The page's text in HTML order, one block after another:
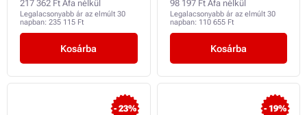
217 362 Ft Áfa nélkül
Legalacsonyabb ár az elmúlt 30
napban: 235 115 Ft
Kosárba
98 197 Ft Áfa nélkül
Legalacsonyabb ár az elmúlt 30
napban: 110 655 Ft
Kosárba
- 23% - 19%